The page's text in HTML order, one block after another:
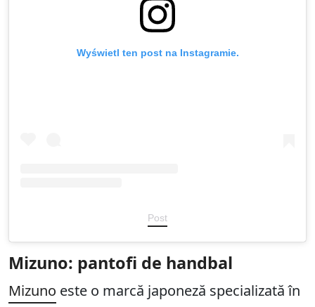
Wyświetl ten post na Instagramie.
Post
Mizuno: pantofi de handbal
Mizuno este o marcă japoneză specializată în